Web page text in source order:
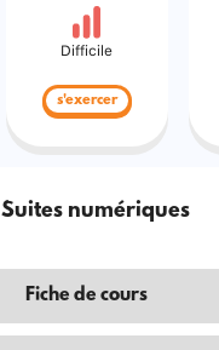
Difficile
s'exercer
Suites numériques
Fiche de cours